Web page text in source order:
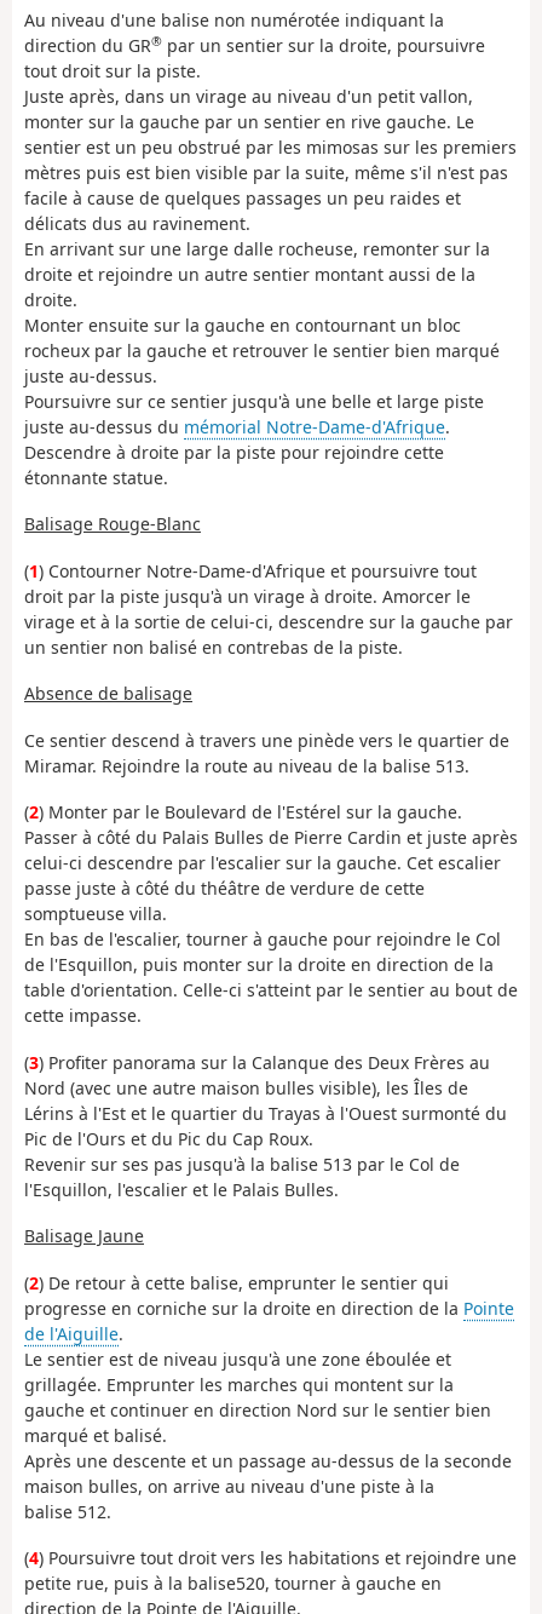
Au niveau d'une balise non numérotée indiquant la
direction du GR® par un sentier sur la droite, poursuivre
tout droit sur la piste.
Juste après, dans un virage au niveau d'un petit vallon,
monter sur la gauche par un sentier en rive gauche. Le
sentier est un peu obstrué par les mimosas sur les premiers
mètres puis est bien visible par la suite, même s'il n'est pas
facile à cause de quelques passages un peu raides et
délicats dus au ravinement.
En arrivant sur une large dalle rocheuse, remonter sur la
droite et rejoindre un autre sentier montant aussi de la
droite.
Monter ensuite sur la gauche en contournant un bloc
rocheux par la gauche et retrouver le sentier bien marqué
juste au-dessus.
Poursuivre sur ce sentier jusqu'à une belle et large piste
juste au-dessus du mémorial Notre-Dame-d'Afrique.
Descendre à droite par la piste pour rejoindre cette
étonnante statue.
Balisage Rouge-Blanc
(1) Contourner Notre-Dame-d'Afrique et poursuivre tout
droit par la piste jusqu'à un virage à droite. Amorcer le
virage et à la sortie de celui-ci, descendre sur la gauche par
un sentier non balisé en contrebas de la piste.
Absence de balisage
Ce sentier descend à travers une pinède vers le quartier de
Miramar. Rejoindre la route au niveau de la balise 513.
(2) Monter par le Boulevard de l'Estérel sur la gauche.
Passer à côté du Palais Bulles de Pierre Cardin et juste après
celui-ci descendre par l'escalier sur la gauche. Cet escalier
passe juste à côté du théâtre de verdure de cette
somptueuse villa.
En bas de l'escalier, tourner à gauche pour rejoindre le Col
de l'Esquillon, puis monter sur la droite en direction de la
table d'orientation. Celle-ci s'atteint par le sentier au bout de
cette impasse.
(3) Profiter panorama sur la Calanque des Deux Frères au
Nord (avec une autre maison bulles visible), les Îles de
Lérins à l'Est et le quartier du Trayas à l'Ouest surmonté du
Pic de l'Ours et du Pic du Cap Roux.
Revenir sur ses pas jusqu'à la balise 513 par le Col de
l'Esquillon, l'escalier et le Palais Bulles.
Balisage Jaune
(2) De retour à cette balise, emprunter le sentier qui
progresse en corniche sur la droite en direction de la Pointe
de l'Aiguille.
Le sentier est de niveau jusqu'à une zone éboulée et
grillagée. Emprunter les marches qui montent sur la
gauche et continuer en direction Nord sur le sentier bien
marqué et balisé.
Après une descente et un passage au-dessus de la seconde
maison bulles, on arrive au niveau d'une piste à la
balise 512.
(4) Poursuivre tout droit vers les habitations et rejoindre une
petite rue, puis à la balise520, tourner à gauche en
direction de la Pointe de l'Aiguille.